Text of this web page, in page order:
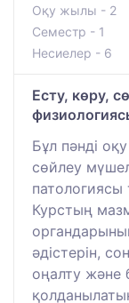
Оқу жылы - 2
Семестр - 1
Несиелер - 6
Есту, көру,
Бұл пәнді
сөйлеу
патологиясы
Курстың
әдістерін,
оңалту және